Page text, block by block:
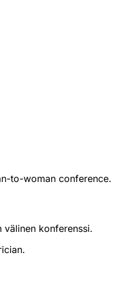
to-woman conference.
välinen konferenssi.